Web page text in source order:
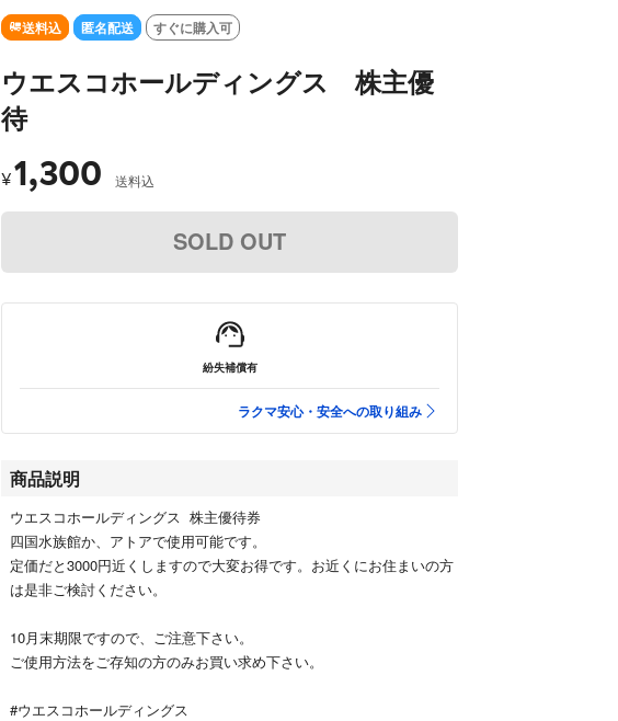
送料込 匿名配送 すぐに購入可
ウエスコホールディングス 株主優
待
¥1,300 送料込
SOLD OUT
紛失補償有
ラクマ安心・安全への取り組み
商品説明
ウエスコホールディングス 株主優待券
四国水族館か、アトアで使用可能です。
定価だと3000円近くしますので大変お得です。お近くにお住まいの方
は是非ご検討ください。
10月末期限ですので、ご注意下さい。
ご使用方法をご存知の方のみお買い求め下さい。
#ウエスコホールディングス